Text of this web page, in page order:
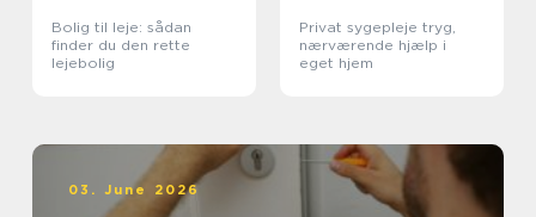
Bolig til leje: sådan
finder du den rette
lejebolig
Privat sygepleje tryg,
nærværende hjælp i
eget hjem
03. June 2026